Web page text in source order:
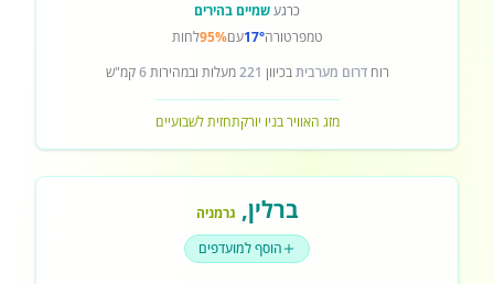
כרגעשמיים בהירים
טמפרטורה17°עם95%לחות
רוחדרום מערביתבכיוון 221מעלות ובמהירות6קמ"ש
מזג האוויר בניו יורקתחזית לשבועיים
ברלין, גרמניה
הוסף למועדפים